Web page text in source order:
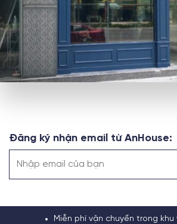
Đăng ký nhận email từ AnHouse:
Miễn phí vận chuyển trong khu